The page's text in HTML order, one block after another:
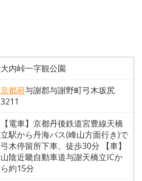
大内峠一字観公園
京都府与謝郡与謝野町弓木坂尻
3211
【電車】京都丹後鉄道宮豊線天橋
立駅から丹海バス(峰山方面行き)で
弓木停留所下車、徒歩30分 【車】
山陰近畿自動車道与謝天橋立ICか
ら約15分